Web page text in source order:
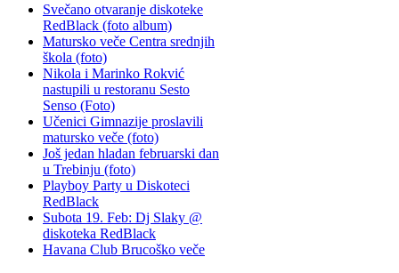
Svečano otvaranje diskoteke
RedBlack (foto album)
Matursko veče Centra srednjih
škola (foto)
Nikola i Marinko Rokvić
nastupili u restoranu Sesto
Senso (Foto)
Učenici Gimnazije proslavili
matursko veče (foto)
Još jedan hladan februarski dan
u Trebinju (foto)
Playboy Party u Diskoteci
RedBlack
Subota 19. Feb: Dj Slaky @
diskoteka RedBlack
Havana Club Brucoško veče